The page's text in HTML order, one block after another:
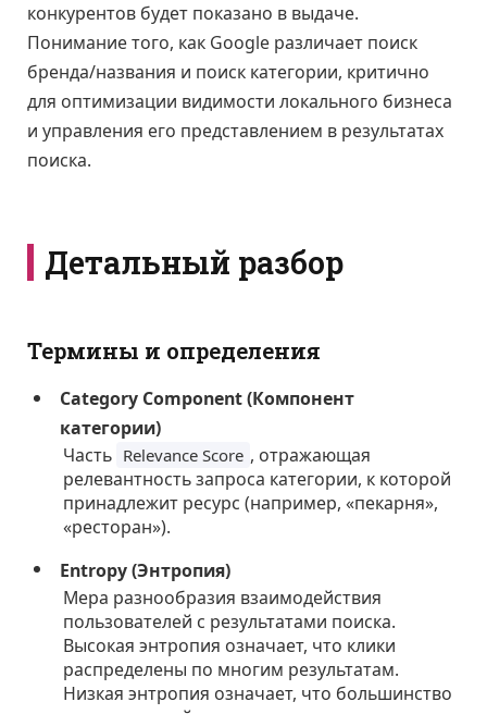
конкурентов будет показано в выдаче.
Понимание того, как Google различает поиск
бренда/названия и поиск категории, критично
для оптимизации видимости локального бизнеса
и управления его представлением в результатах
поиска.
Детальный разбор
Термины и определения
Category Component (Компонент
категории)
Часть Relevance Score , отражающая
релевантность запроса категории, к которой
принадлежит ресурс (например, «пекарня»,
«ресторан»).
Entropy (Энтропия)
Мера разнообразия взаимодействия
пользователей с результатами поиска.
Высокая энтропия означает, что клики
распределены по многим результатам.
Низкая энтропия означает, что большинство